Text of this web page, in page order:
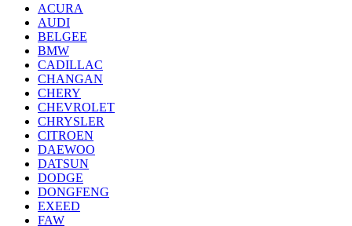
ACURA
AUDI
BELGEE
BMW
CADILLAC
CHANGAN
CHERY
CHEVROLET
CHRYSLER
CITROEN
DAEWOO
DATSUN
DODGE
DONGFENG
EXEED
FAW